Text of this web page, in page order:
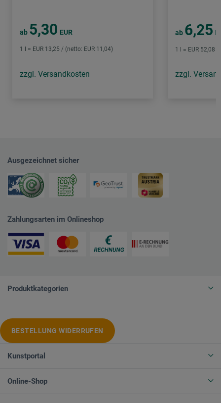
ab 5,30 EUR
1 l = EUR 13,25 / (netto: EUR 11,04)
zzgl. Versandkosten
ab 6,25
1 l = EUR 52,08
zzgl.
Ausgezeichnet sicher
Zahlungsarten im Onlineshop
Produktkategorien
BESTELLUNG WIDERRUFEN
Kunstportal
Online-Shop